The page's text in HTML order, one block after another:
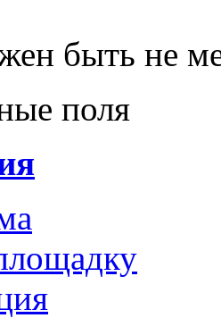
быть не
поля